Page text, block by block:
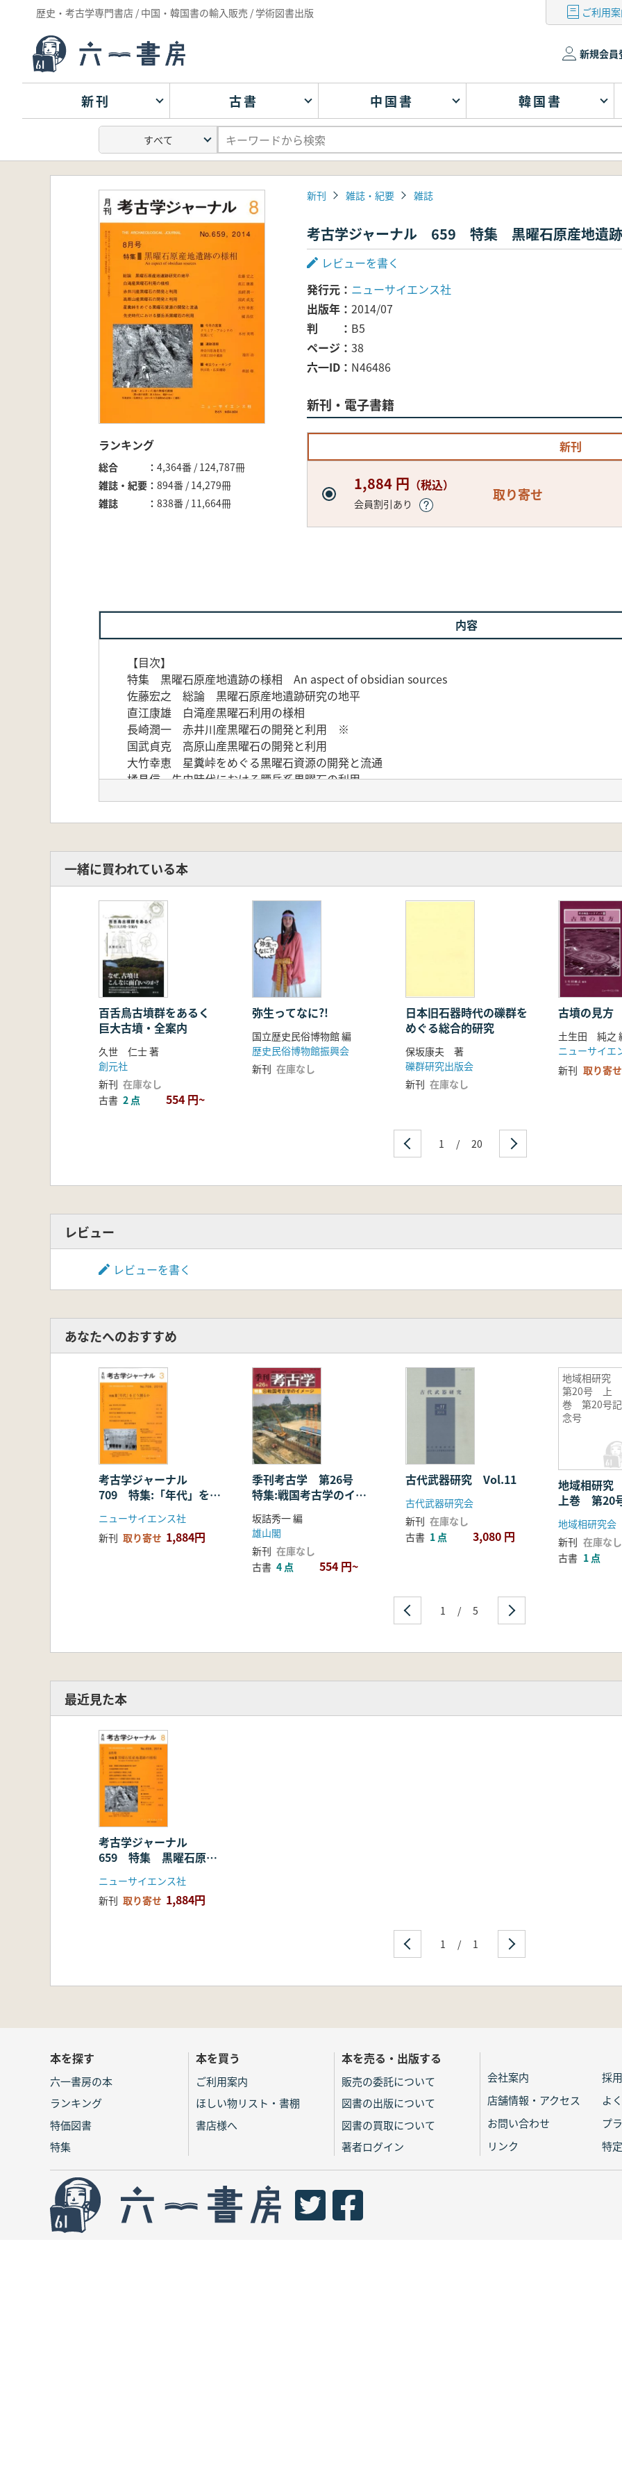
歴史・考古学専門書店 / 中国・韓国書の輸入販売 / 学術図書出版 ご利用
新規会員
新刊 古書 中国書 韓国書
ランキング
総合
4,364番 / 124,787冊
雑誌・紀要
894番 / 14,279冊
雑誌
838番 / 11,664冊
新刊 雑誌・紀要 雑誌
考古学ジャーナル 659 特集 黒曜石原産地遺
レビューを書く
発行元
ニューサイエンス社
出版年
2014/07
判
B5
ページ
38
六一ID
N46486
新刊・電子書籍
新刊
1,884 円 （税込）
会員割引あり
取り寄せ
内容
【目次】
特集 黒曜石原産地遺跡の様相 An aspect of obsidian sources
佐藤宏之 総論 黒曜石原産地遺跡研究の地平
直江康雄 白滝産黒曜石利用の様相
長崎潤一 赤井川産黒曜石の開発と利用 ※
国武貞克 高原山産黒曜石の開発と利用
大竹幸恵 星糞峠をめぐる黒曜石資源の開発と流通
橘昌信 先史時代における腰岳系黒曜石の利用
一緒に買われている本
百舌鳥古墳群をあるく
巨大古墳・全案内
久世 仁士 著
創元社
新刊 在庫なし
古書 2 点 554 円~
弥生ってなに?!
国立歴史民俗博物館 編
歴史民俗博物館振興会
新刊 在庫なし
日本旧石器時代の礫群を
めぐる総合的研究
保坂康夫 著
礫群研究出版会
新刊 在庫なし
古墳の見方
土生田 純之
ニューサイエ
新刊 取り寄せ
1 / 20
レビュー
レビューを書く
あなたへのおすすめ
考古学ジャーナル
709 特集:「年代」をど
ニューサイエンス社
新刊 取り寄せ 1,884円
季刊考古学 第26号
特集:戦国考古学のイメ
ージ
坂詰秀一 編
雄山閣
新刊 在庫なし
古書 4 点 554 円~
古代武器研究 Vol.11
古代武器研究会
新刊 在庫なし
古書 1 点 3,080 円
地域相研究
第20号 上
巻 第20号記
念号
地域相研
上巻 第20
地域相研究会
新刊 在庫なし
古書 1 点
1 / 5
最近見た本
考古学ジャーナル
659 特集 黒曜石原産
ニューサイエンス社
新刊 取り寄せ 1,884円
1 / 1
本を探す
六一書房の本
ランキング
特価図書
特集
本を買う
ご利用案内
ほしい物リスト・書棚
書店様へ
本を売る・出版する
販売の委託について
図書の出版について
図書の買取について
著者ログイン
会社案内
採
店舗情報・アクセス
よ
お問い合わせ
プ
リンク
特